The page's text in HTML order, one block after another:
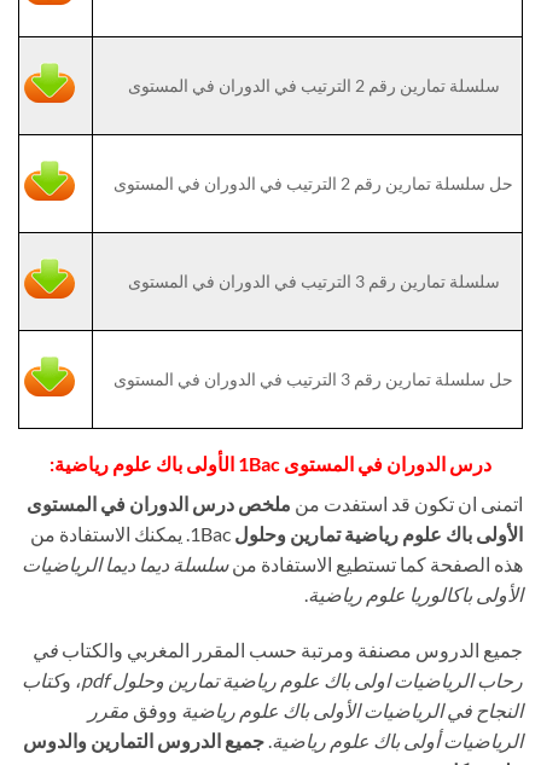
سلسلة تمارين رقم 2 الترتيب في الدوران في المستوى
حل سلسلة تمارين رقم 2 الترتيب في الدوران في المستوى
سلسلة تمارين رقم 3 الترتيب في الدوران في المستوى
حل سلسلة تمارين رقم 3 الترتيب في الدوران في المستوى
درس الدوران في المستوى 1Bac الأولى باك علوم رياضية:
اتمنى ان تكون قد استفدت من ملخص درس الدوران في المستوى
الأولى باك علوم رياضية تمارين وحلول
1Bac. يمكنك الاستفادة من
هذه الصفحة كما تستطيع الاستفادة منسلسلة ديما ديما الرياضيات
الأولى باكالوريا علوم رياضية.
جميع الدروس مصنفة ومرتبة حسب المقرر المغربي والكتاب في
رحاب الرياضيات اولى باك علوم رياضية تمارين وحلول pdf
، وكتاب
النجاح في الرياضيات الأولى باك علوم رياضية ووفق مقرر
الرياضيات أولى باك علوم رياضية.جميع الدروس التمارين والدوس